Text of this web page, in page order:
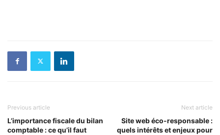
Previous article
L’importance fiscale du bilan
comptable : ce qu’il faut
Next article
Site web éco-responsable :
quels intérêts et enjeux pour